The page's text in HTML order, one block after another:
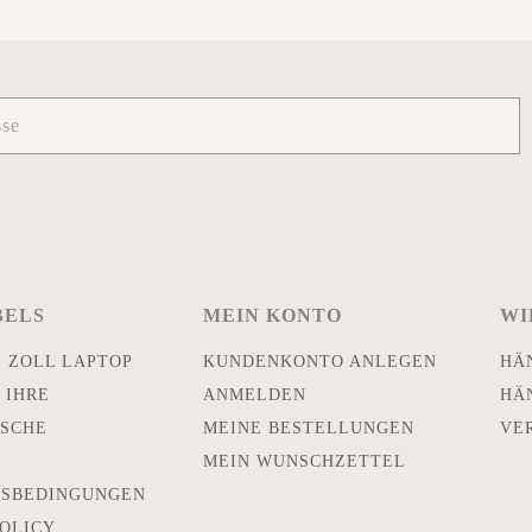
LAPTOP
IHRE
MEIN KONTO
KUNDENKONTO ANLEGEN
ANMELDEN
MEINE BESTELLUNGEN
MEIN WUNSCHZETTEL